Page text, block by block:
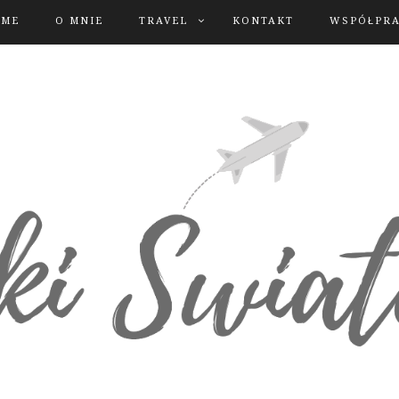
O MNIE TRAVEL KONTAKT